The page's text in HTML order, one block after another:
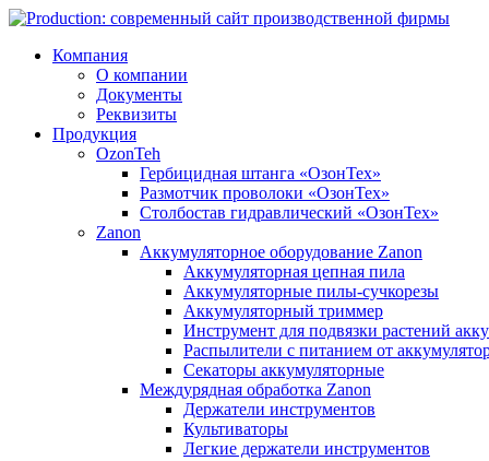
Компания
О компании
Документы
Реквизиты
Продукция
OzonTeh
Гербицидная штанга «ОзонТех»
Размотчик проволоки «ОзонТех»
Столбостав гидравлический «ОзонТех»
Zanon
Аккумуляторное оборудование Zanon
Аккумуляторная цепная пила
Аккумуляторные пилы-сучкорезы
Аккумуляторный триммер
Инструмент для подвязки растений
Распылители с питанием от
Секаторы аккумуляторные
Междурядная обработка Zanon
Держатели инструментов
Культиваторы
Легкие держатели инструментов